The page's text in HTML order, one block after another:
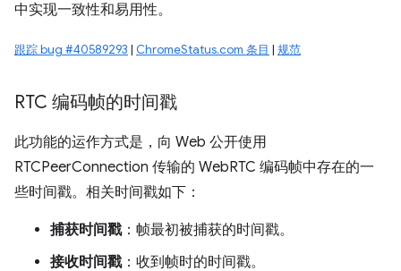
中实现一致性和易用性。
跟踪 bug #40589293 | ChromeStatus.com 条目 | 规范
RTC 编码帧的时间戳
此功能的运作方式是，向 Web 公开使用
RTCPeerConnection 传输的 WebRTC 编码帧中存在的一
些时间戳。相关时间戳如下：
捕获时间戳：帧最初被捕获的时间戳。
接收时间戳：收到帧时的时间戳。